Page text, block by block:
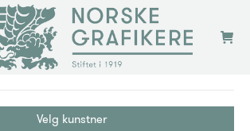
Velg kunstner